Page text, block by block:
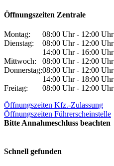
Öffnungszeiten Zentrale
Montag:
08:00 Uhr - 12:00 Uhr
Dienstag:
08:00 Uhr - 12:00 Uhr
14:00 Uhr - 16:00 Uhr
Mittwoch:
08:00 Uhr - 12:00 Uhr
Donnerstag:08:00 Uhr - 12:00 Uhr
14:00 Uhr - 18:00 Uhr
Freitag:
08:00 Uhr - 12:00 Uhr
Öffnungszeiten Kfz.-Zulassung
Öffnungszeiten Führerscheinstelle
Bitte Annahmeschluss beachten
Schnell gefunden